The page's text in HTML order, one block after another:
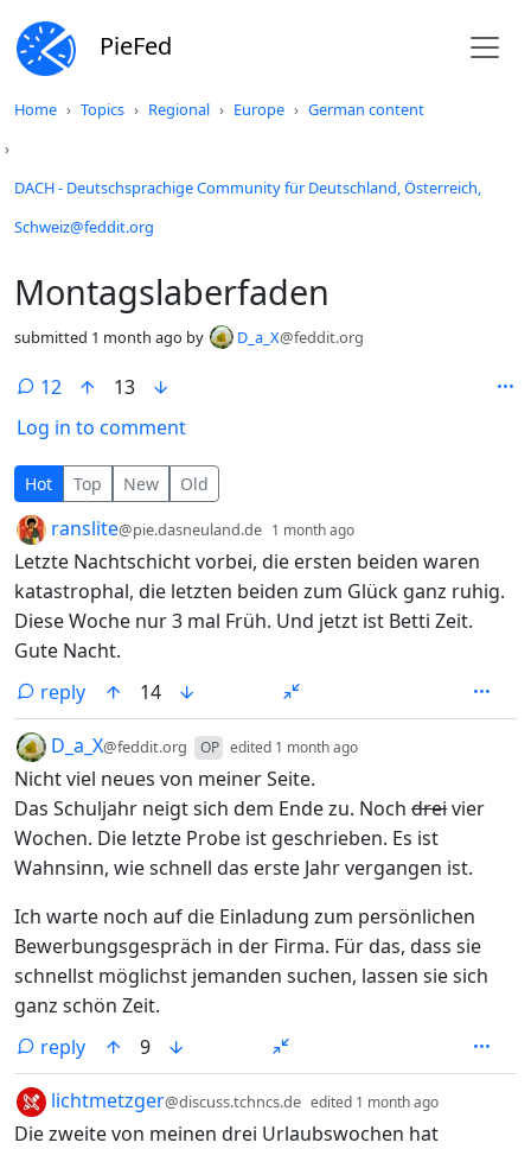
PieFed
Home Topics Regional Europe German content
DACH - Deutschsprachige Community für Deutschland, Österreich,
Schweiz@feddit.org
Montagslaberfaden
submitted 1 month ago by D_a_X@feddit.org
12
13
Log in to comment
12 Comments
Hot Top New Old
by ranslite@pie.dasneuland.de 1 month ago
Letzte Nachtschicht vorbei, die ersten beiden waren
katastrophal, die letzten beiden zum Glück ganz ruhig.
Diese Woche nur 3 mal Früh. Und jetzt ist Betti Zeit.
Gute Nacht.
reply
14
by
D_a_X@feddit.org OP edited 1 month ago
Nicht viel neues von meiner Seite.
Das Schuljahr neigt sich dem Ende zu. Noch dreivier
Wochen. Die letzte Probe ist geschrieben. Es ist
Wahnsinn, wie schnell das erste Jahr vergangen ist.
Ich warte noch auf die Einladung zum persönlichen
Bewerbungsgespräch in der Firma. Für das, dass sie
schnellst möglichst jemanden suchen, lassen sie sich
ganz schön Zeit.
reply
9
by
lichtmetzger@discuss.tchncs.de edited 1 month ago
Die zweite von meinen drei Urlaubswochen hat
Do not click this